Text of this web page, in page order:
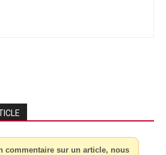
commentaire sur un article, nous